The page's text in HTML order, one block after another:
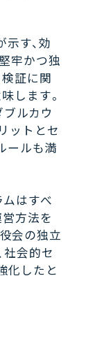
示す、効
牢かつ独
証に関
します。
ブルカウ
ットとセ
ールも満
はすべ
方法を
会の独立
社会的セ
化したと